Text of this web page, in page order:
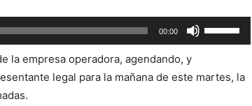
flecha
arriba/abajo
00:00
las
de
la empresa operadora, agendando, y
legal para la mañana de este martes, la